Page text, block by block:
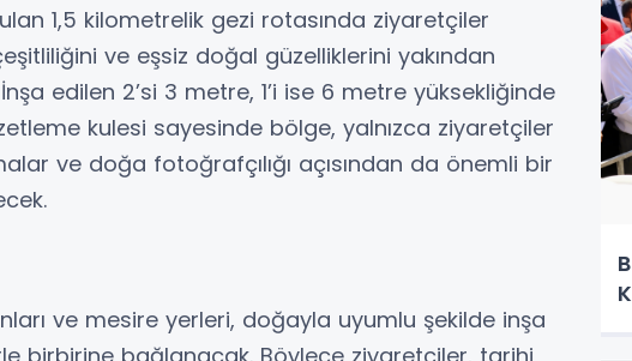
1,5 kilometrelik gezi rotasında ziyaretçiler
ve eşsiz doğal güzelliklerini yakından
edilen 2’si 3 metre, 1’i ise 6 metre yüksekliğinde
kulesi sayesinde bölge, yalnızca ziyaretçiler
ve doğa fotoğrafçılığı açısından da önemli bir
ve mesire yerleri, doğayla uyumlu şekilde inşa